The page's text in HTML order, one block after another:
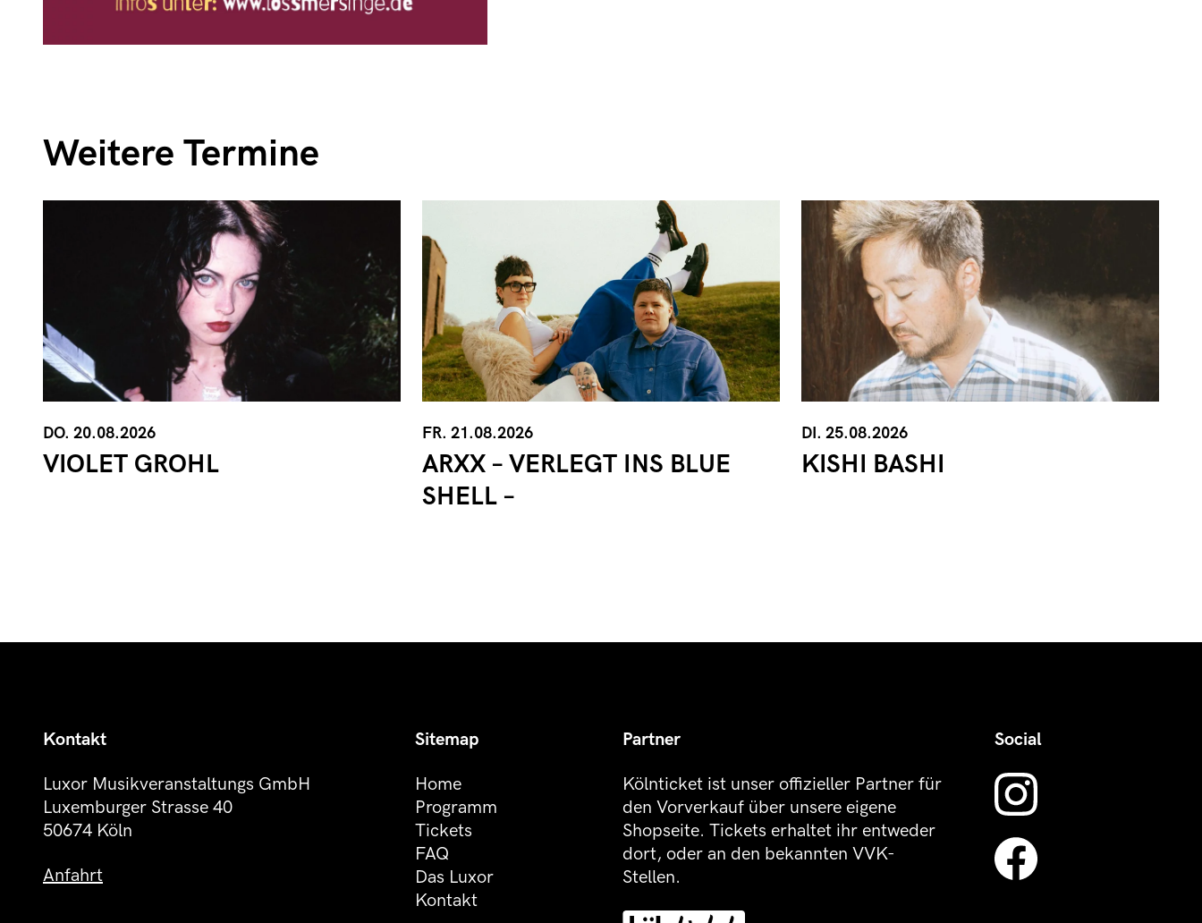
Weitere Termine
DO. 20.08.2026
VIOLET GROHL
FR. 21.08.2026
ARXX – VERLEGT INS BLUE
SHELL –
DI. 25.08.2026
KISHI BASHI
Kontakt
Luxor Musikveranstaltungs GmbH
Luxemburger Strasse 40
50674 Köln
Anfahrt
Sitemap
Home
Programm
Tickets
FAQ
Das Luxor
Kontakt
Partner
Kölnticket ist unser offizieller Partner für
den Vorverkauf über unsere eigene
Shopseite. Tickets erhaltet ihr entweder
dort, oder an den bekannten VVK-
Stellen.
Social